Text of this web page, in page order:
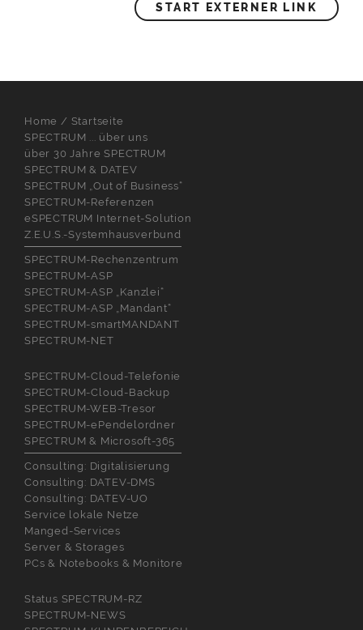
START EXTERNER LINK
Home / Startseite
SPECTRUM ... über uns
über 30 Jahre SPECTRUM
SPECTRUM & DATEV
SPECTRUM „Out of Business“
SPECTRUM-Referenzen
eSPECTRUM Internet-Solution
Z.E.U.S.-Systemhausverbund
SPECTRUM-Rechenzentrum
SPECTRUM-ASP
SPECTRUM-ASP „Kanzlei“
SPECTRUM-ASP „Mandant“
SPECTRUM-smartMANDANT
SPECTRUM-NET
SPECTRUM-Cloud-Telefonie
SPECTRUM-Cloud-Backup
SPECTRUM-WEB-Tresor
SPECTRUM-ePendelordner
SPECTRUM & Microsoft-365
Consulting: Digitalisierung
Consulting: DATEV-DMS
Consulting: DATEV-UO
Service lokale Netze
Manged-Services
Server & Storages
PCs & Notebooks & Monitore
Status SPECTRUM-RZ
SPECTRUM-NEWS